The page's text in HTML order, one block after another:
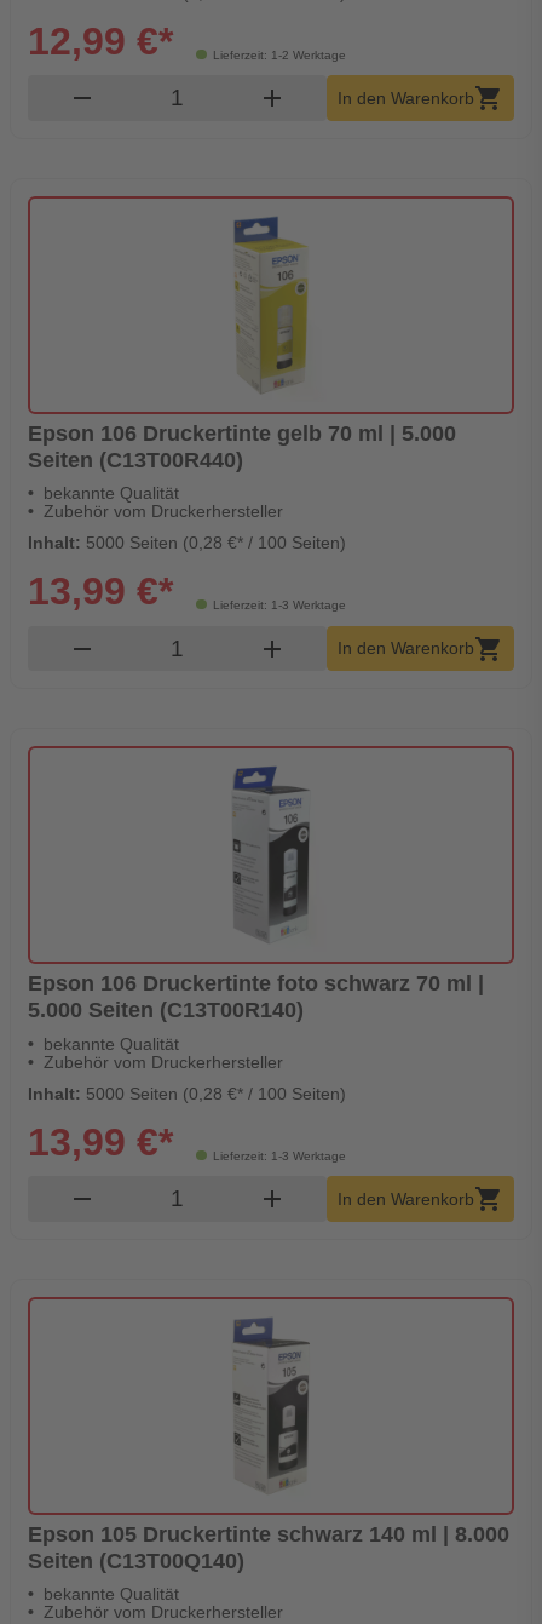
Lieferzeit: 1-2 Werktage
12,99 €*
remove Produkt Warenkorb Menge
add In den Warenkorbshopping_cart
Epson 106 Druckertinte gelb 70 ml | 5.000
Seiten (C13T00R440)
bekannte Qualität
Zubehör vom Druckerhersteller
Inhalt: 5000 Seiten (0,28 €* / 100 Seiten)
Lieferzeit: 1-3 Werktage
13,99 €*
remove Produkt Warenkorb Menge
add In den Warenkorbshopping_cart
Epson 106 Druckertinte foto schwarz 70 ml |
5.000 Seiten (C13T00R140)
bekannte Qualität
Zubehör vom Druckerhersteller
Inhalt: 5000 Seiten (0,28 €* / 100 Seiten)
Lieferzeit: 1-3 Werktage
13,99 €*
remove Produkt Warenkorb Menge
add In den Warenkorbshopping_cart
Epson 105 Druckertinte schwarz 140 ml | 8.000
Seiten (C13T00Q140)
bekannte Qualität
Zubehör vom Druckerhersteller